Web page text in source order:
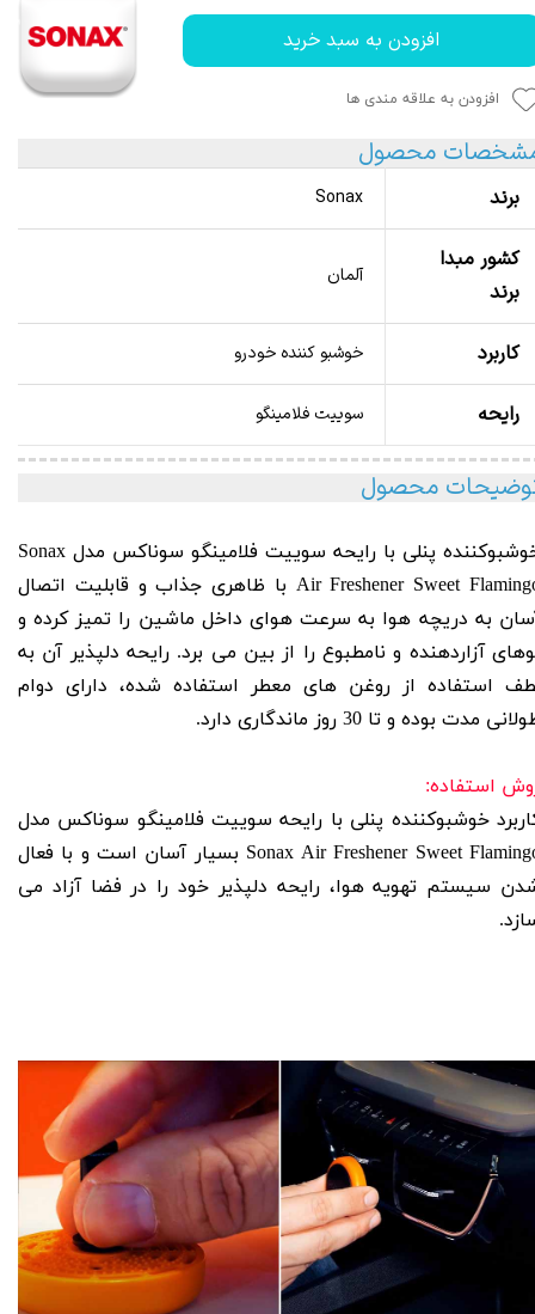
افزودن به سبد خرید
افزودن به علاقه مندی ها
محصول
برند Sonax
کشور مبدا
برند
آلمان
کاربرد خوشبو کننده خودرو
رایحه سوییت فلامینگو
محصول
خوشبوكننده پنلی با رایحه سوییت فلامینگو سوناكس مدل Sonax
Air Freshener Sweet Flamingo با ظاهری جذاب و قابلیت اتصال
به دریچه هوا به سرعت هوای داخل ماشین را تمیز کرده و
آزاردهنده و نامطبوع را از بین می برد. رایحه دلپذیر آن به
استفاده از روغن های معطر استفاده شده، دارای دوام
مدت بوده و تا 30 روز ماندگاری دارد.
استفاده:
خوشبوكننده پنلی با رایحه سوییت فلامینگو سوناكس مدل
Sonax Air Freshener Sweet Flamingo بسیار آسان است و با فعال
سیستم تهویه هوا، رایحه دلپذیر خود را در فضا آزاد می